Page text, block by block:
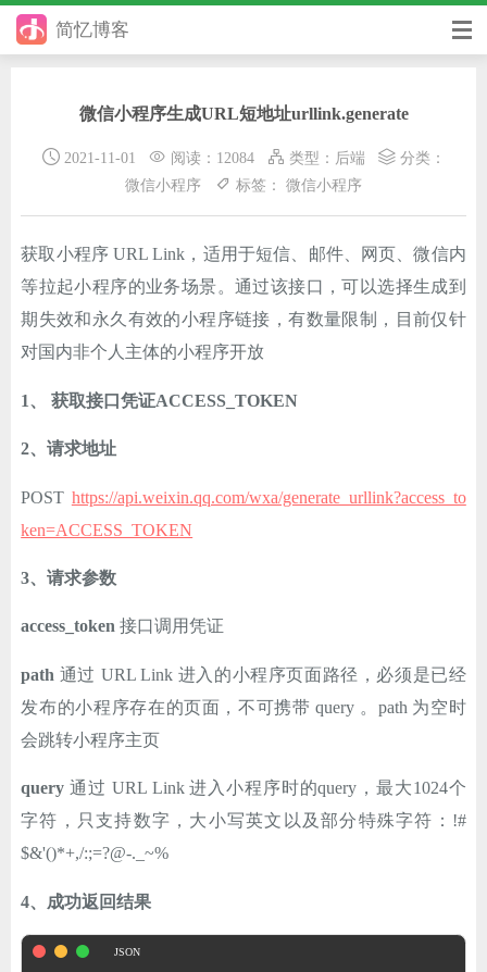
简忆博客
手册
日记
其它
在线工具
优秀个人博客
省钱帮
ChatGPT
微信小程序生成URL短地址urllink.generate
2021-11-01 阅读：12084 类型： 后端
分类：
微信小程序
标签： 微信小程序
获取小程序 URL Link，适用于短信、邮件、网页、微信内
等拉起小程序的业务场景。通过该接口，可以选择生成到
期失效和永久有效的小程序链接，有数量限制，目前仅针
对国内非个人主体的小程序开放
1、 获取接口凭证ACCESS_TOKEN
2、请求地址
POST https://api.weixin.qq.com/wxa/generate_urllink?access_to
ken=ACCESS_TOKEN
3、请求参数
access_token接口调用凭证
path 通过 URL Link 进入的小程序页面路径，必须是已经
发布的小程序存在的页面，不可携带 query 。path 为空时
会跳转小程序主页
query通过 URL Link 进入小程序时的query，最大1024个
字符，只支持数字，大小写英文以及部分特殊字符：!#
$&'()*+,/:;=?@-._~%
4、成功返回结果